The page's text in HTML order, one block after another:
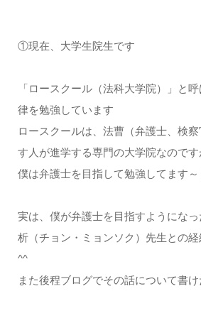
①現在、大学生院生です
「ロースクール（法科大学院）」と
律を勉強しています
ロースクールは、法曹（弁護士、検
す人が進学する専門の大学院なのです
僕は弁護士を目指して勉強してます～
実は、僕が弁護士を目指すようにな
析（チョン・ミョンソク）先生との
^^
また後程ブログでその話について書